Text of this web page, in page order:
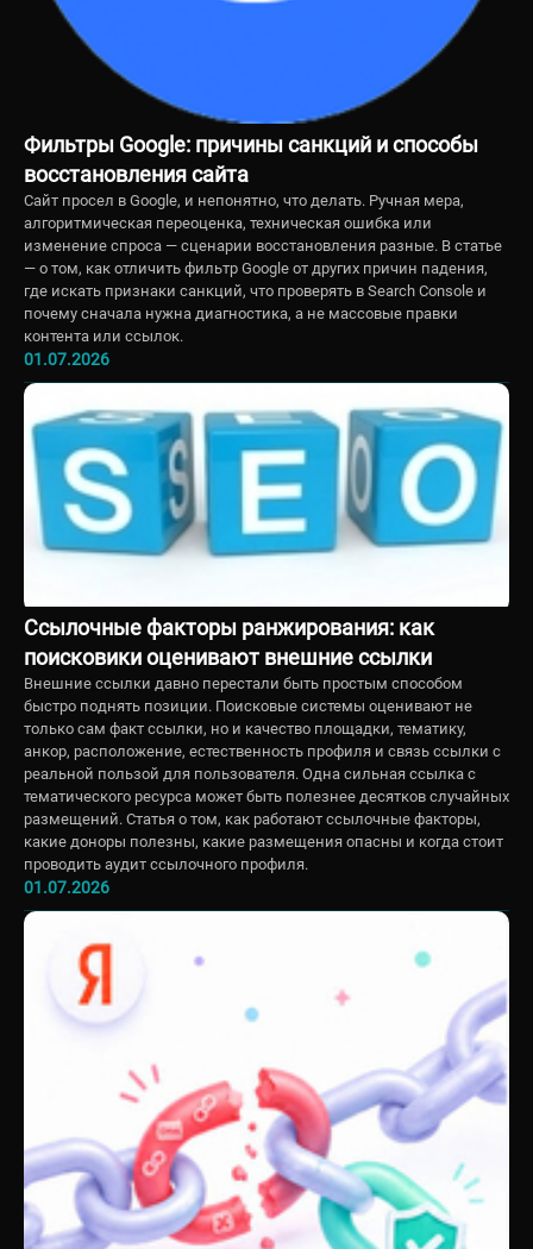
Фильтры Google: причины санкций и способы
восстановления сайта
Сайт просел в Google, и непонятно, что делать. Ручная мера,
алгоритмическая переоценка, техническая ошибка или
изменение спроса — сценарии восстановления разные. В статье
— о том, как отличить фильтр Google от других причин падения,
где искать признаки санкций, что проверять в Search Console и
почему сначала нужна диагностика, а не массовые правки
контента или ссылок.
01.07.2026
Ссылочные факторы ранжирования: как
поисковики оценивают внешние ссылки
Внешние ссылки давно перестали быть простым способом
быстро поднять позиции. Поисковые системы оценивают не
только сам факт ссылки, но и качество площадки, тематику,
анкор, расположение, естественность профиля и связь ссылки с
реальной пользой для пользователя. Одна сильная ссылка с
тематического ресурса может быть полезнее десятков случайных
размещений. Статья о том, как работают ссылочные факторы,
какие доноры полезны, какие размещения опасны и когда стоит
проводить аудит ссылочного профиля.
01.07.2026